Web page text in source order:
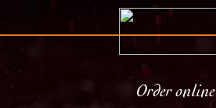
Order online